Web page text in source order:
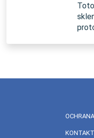
KONTAKT